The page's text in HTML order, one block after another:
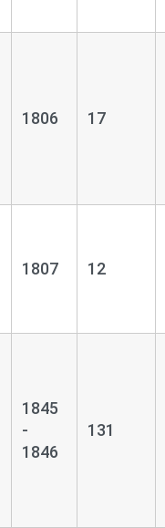
1806 17
1807 12
1845
-
1846
131